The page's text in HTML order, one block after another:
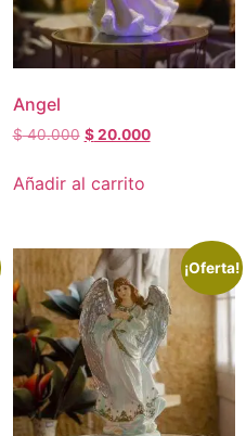
Angel
$40.000 $20.000
Añadir al carrito
¡Oferta!